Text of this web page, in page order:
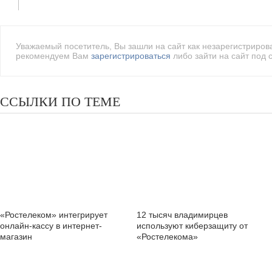
Уважаемый посетитель, Вы зашли на сайт как
рекомендуем Вам зарегистрироваться либо зайти на сайт
ССЫЛКИ ПО ТЕМЕ
«Ростелеком» интегрирует
онлайн-кассу в интернет-
магазин
12 тысяч владимирцев
используют киберзащиту от
«Ростелекома»